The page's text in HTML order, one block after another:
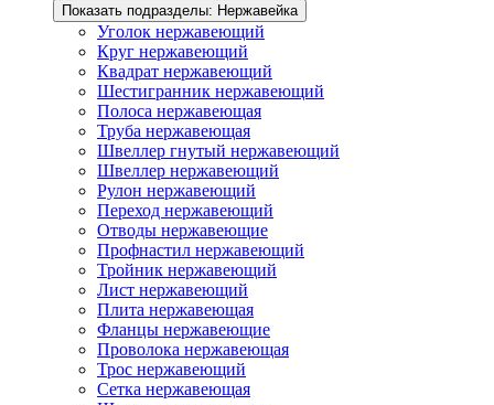
Показать подразделы: Нержавейка
Уголок нержавеющий
Круг нержавеющий
Квадрат нержавеющий
Шестигранник нержавеющий
Полоса нержавеющая
Труба нержавеющая
Швеллер гнутый нержавеющий
Швеллер нержавеющий
Рулон нержавеющий
Переход нержавеющий
Отводы нержавеющие
Профнастил нержавеющий
Тройник нержавеющий
Лист нержавеющий
Плита нержавеющая
Фланцы нержавеющие
Проволока нержавеющая
Трос нержавеющий
Сетка нержавеющая